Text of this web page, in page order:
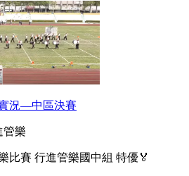
況—中區決賽
管樂
比賽 行進管樂國中組 特優🏅